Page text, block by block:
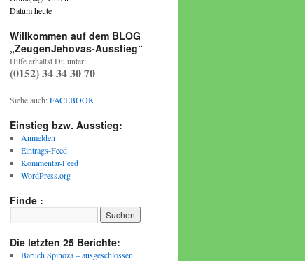
Datum heute
Willkommen auf dem BLOG
„ZeugenJehovas-Ausstieg“
Hilfe erhältst Du unter:
(0152) 34 34 30 70
Siehe auch:FACEBOOK
Einstieg bzw. Ausstieg:
Anmelden
Eintrags-Feed
Kommentar-Feed
WordPress.org
Finde :
Die letzten 25 Berichte:
Baruch Spinoza – ausgeschlossen